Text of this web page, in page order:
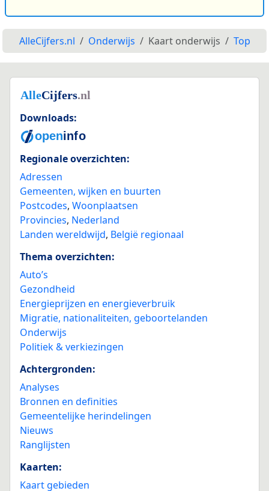
AlleCijfers.nl Onderwijs Kaart onderwijs Top
Downloads:
Regionale overzichten:
Adressen
Gemeenten, wijken en buurten
Postcodes, Woonplaatsen
Provincies, Nederland
Landen wereldwijd, België regionaal
Thema overzichten:
Auto’s
Gezondheid
Energieprijzen en energieverbruik
Migratie, nationaliteiten, geboortelanden
Onderwijs
Politiek & verkiezingen
Achtergronden:
Analyses
Bronnen en definities
Gemeentelijke herindelingen
Nieuws
Ranglijsten
Kaarten:
Kaart gebieden